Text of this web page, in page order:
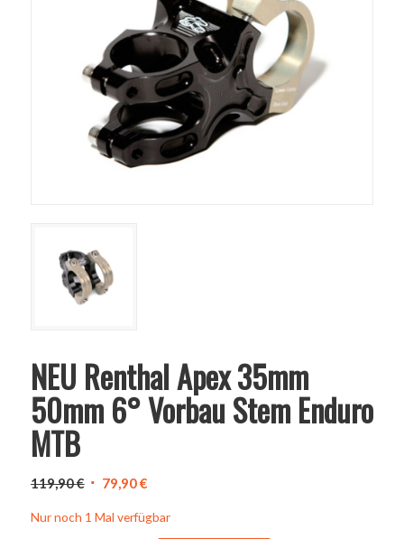
NEU Renthal Apex 35mm
50mm 6° Vorbau Stem Enduro
MTB
119,90€ Ursprünglicher
war:
79,90€Aktueller
ist:
Nur noch 1 Mal verfügbar